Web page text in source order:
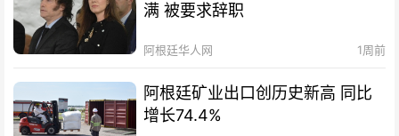
满 被要求辞职
阿根廷华人网 1周前
阿根廷矿业出口创历史新高 同比
增长74.4%